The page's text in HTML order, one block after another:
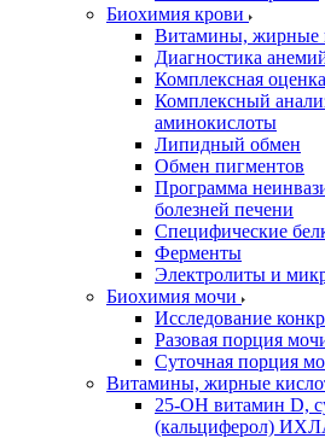
Биохимия крови
Витамины, жирные
Диагностика
Комплексная
Комплексный
аминокислоты
Липидный обмен
Обмен пигментов
Программа
болезней печени
Специфические
Ферменты
Электролиты и
Биохимия мочи
Исследование
Разовая порция
Суточная порция
Витамины, жирные
25-OH витамин D,
(кальциферол)